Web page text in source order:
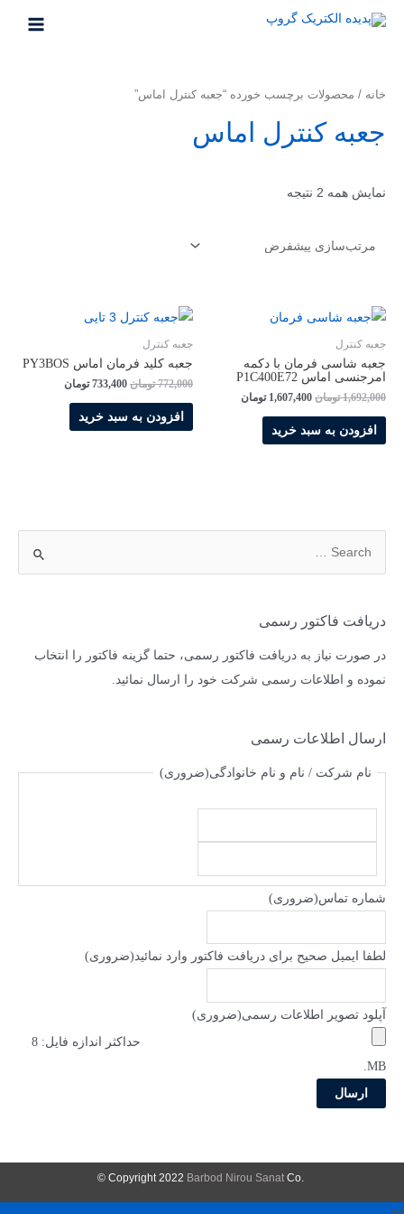
دریافت فاکتور رسمی
در صورت نیاز به دریافت فاکتور رسمی، حتما گزینه فاکتور را انتخاب
نموده و اطلاعات رسمی شرکت خود را ارسال نمائید.
ارسال اطلاعات رسمی
نام شرکت / نام و نام خانوادگی(ضروری)
شماره تماس(ضروری)
لطفا ایمیل صحیح برای دریافت فاکتور وارد نمائید(ضروری)
آپلود تصویر اطلاعات رسمی(ضروری)
حداکثر اندازه فایل: 8
MB.
خانه / محصولات برچسب خورده “جعبه کنترل اماس”
جعبه کنترل اماس
نمایش همه 2 نتیجه
جعبه کنترل
جعبه شاسی فرمان با دکمه
امرجنسی اماس P1C400E72
1,692,000 تومان 1,607,400 تومان
افزودن به سبد خرید
جعبه کنترل
جعبه کلید فرمان اماس PY3BOS
772,000 تومان 733,400 تومان
افزودن به سبد خرید
.Copyright 2022
Barbod Nirou SanatCo ©